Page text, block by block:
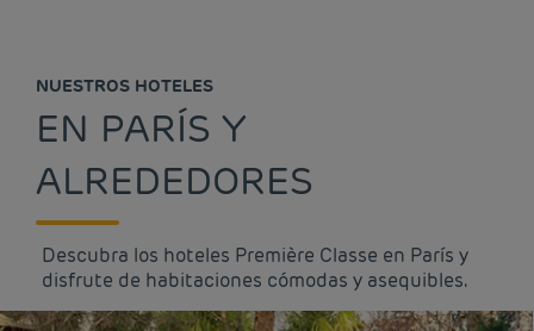
NUESTROS HOTELES
EN PARÍS Y
ALREDEDORES
Descubra los hoteles Première Classe en París y
disfrute de habitaciones cómodas y asequibles.